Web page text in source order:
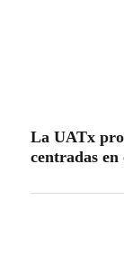
La UATx
centradas en